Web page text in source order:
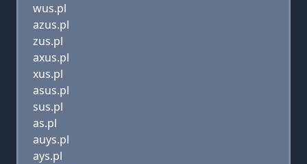
wus.pl
azus.pl
zus.pl
axus.pl
xus.pl
asus.pl
sus.pl
as.pl
auys.pl
ays.pl